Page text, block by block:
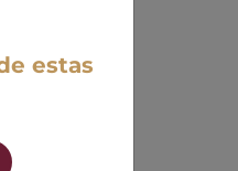
estas